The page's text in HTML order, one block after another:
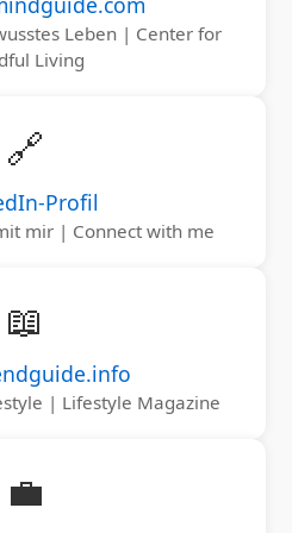
Leben | Center for
Living
🔗
Profil
mir | Connect with me
📖
| Lifestyle Magazine
💼